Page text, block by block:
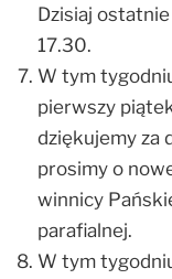
Dzisiaj
17.30.
W tym
pierwszy
dziękujemy za
prosimy o
winnicy
parafialnej.
W tym